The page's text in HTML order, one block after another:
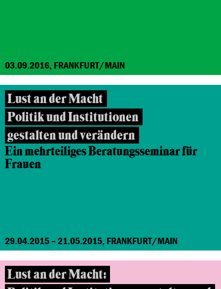
03.09.2016, FRANKFURT/MAIN
Lust an der Macht
Politik und Institutionen
gestalten und verändern
Ein mehrteiliges Beratungsseminar für
Frauen
29.04.2015 – 21.05.2015, FRANKFURT/MAIN
Lust an der Macht: